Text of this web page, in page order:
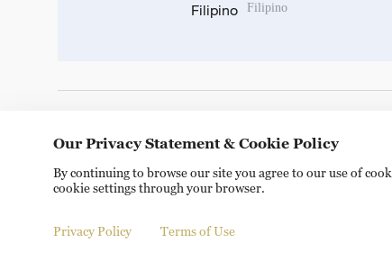
Filipino Filipino
Copyright © 2024 CGTN. 京ICP备20000184号
Our Privacy Statement & Cookie Policy
By continuing to browse our site you agree to our use of
cookie settings through your browser.
Privacy Policy Terms of Use